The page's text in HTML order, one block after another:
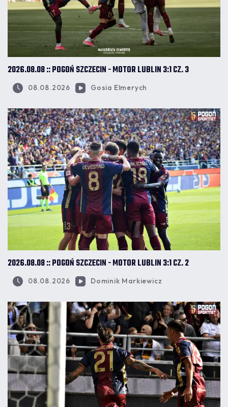
2026.08.08 :: POGOŃ SZCZECIN - MOTOR LUBLIN 3:1 CZ. 3
08.08.2026 Gosia Elmerych
2026.08.08 :: POGOŃ SZCZECIN - MOTOR LUBLIN 3:1 CZ. 2
08.08.2026 Dominik Markiewicz